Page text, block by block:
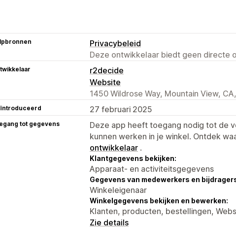
Privacybeleid
Deze ontwikkelaar biedt geen directe
r2decide
Website
1450 Wildrose Way, Mountain View,
27 februari 2025
tot gegevens
Deze app heeft toegang nodig tot de
kunnen werken in je winkel. Ontdek
ontwikkelaar .
Klantgegevens bekijken:
Apparaat- en activiteitsgegevens
Gegevens van medewerkers en
Winkeleigenaar
Winkelgegevens bekijken en bewerken:
Klanten, producten, bestellingen,
Zie details